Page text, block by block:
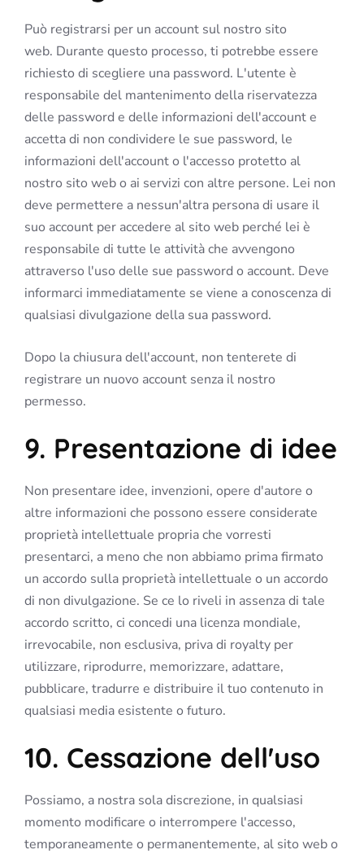
Può registrarsi per un account sul nostro sito
web. Durante questo processo, ti potrebbe essere
richiesto di scegliere una password. L'utente è
responsabile del mantenimento della riservatezza
delle password e delle informazioni dell'account e
accetta di non condividere le sue password, le
informazioni dell'account o l'accesso protetto al
nostro sito web o ai servizi con altre persone. Lei non
deve permettere a nessun'altra persona di usare il
suo account per accedere al sito web perché lei è
responsabile di tutte le attività che avvengono
attraverso l'uso delle sue password o account. Deve
informarci immediatamente se viene a conoscenza di
qualsiasi divulgazione della sua password.
Dopo la chiusura dell'account, non tenterete di
registrare un nuovo account senza il nostro
permesso.
9. Presentazione di idee
Non presentare idee, invenzioni, opere d'autore o
altre informazioni che possono essere considerate
proprietà intellettuale propria che vorresti
presentarci, a meno che non abbiamo prima firmato
un accordo sulla proprietà intellettuale o un accordo
di non divulgazione. Se ce lo riveli in assenza di tale
accordo scritto, ci concedi una licenza mondiale,
irrevocabile, non esclusiva, priva di royalty per
utilizzare, riprodurre, memorizzare, adattare,
pubblicare, tradurre e distribuire il tuo contenuto in
qualsiasi media esistente o futuro.
10. Cessazione dell'uso
Possiamo, a nostra sola discrezione, in qualsiasi
momento modificare o interrompere l'accesso,
temporaneamente o permanentemente, al sito web o